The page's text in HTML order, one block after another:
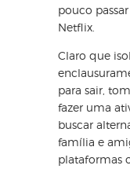
pouco
Netflix.
Claro que
para sair,
fazer uma
buscar
família e
plataformas